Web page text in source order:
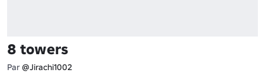
8 towers
Par @Jirachi1002